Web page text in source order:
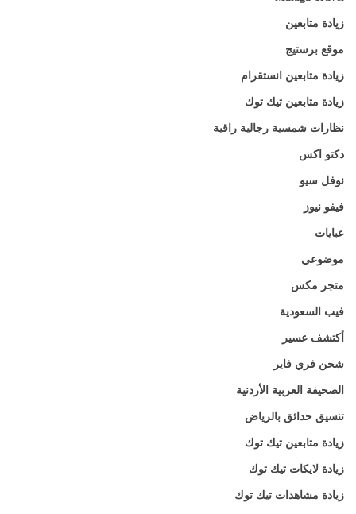
زيادة متابعين
موقع برستيج
زيادة متابعين انستقرام
زيادة متابعين تيك توك
نظارات شمسية رجالية راقية
دكتو اكس
نوفل سيو
فيفو نيوز
عبايات
موضوعي
متجر مكس
فيب السعودية
أكتشف عسير
شحن فري فاير
الصحيفة العربية الأردنية
تنسيق حدائق بالرياض
زيادة متابعين تيك توك
زيادة لايكات تيك توك
زيادة مشاهدات تيك توك